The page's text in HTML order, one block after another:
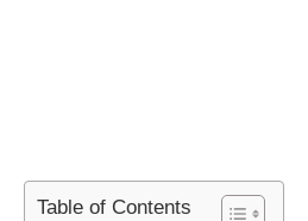
Table of Contents